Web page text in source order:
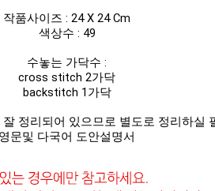
작품사이즈 : 24 X 24 Cm
색상수 : 49
수놓는 가닥수 :
cross stitch 2가닥
backstitch 1 가닥
정리되어 있으므로 별도로 정리하실
영문및 다국어 도안설명서